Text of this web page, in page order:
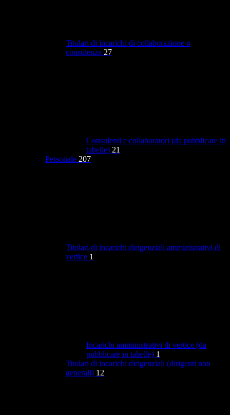
Titolari di incarichi di collaborazione o
consulenza 27
Consulenti e collaboratori (da pubblicare in
tabelle) 21
Personale 207
Titolari di incarichi dirigenziali amministrativi di
vertice 1
Incarichi amministrativi di vertice (da
pubblicare in tabelle) 1
Titolari di incarichi dirigenziali (dirigenti non
generali) 12